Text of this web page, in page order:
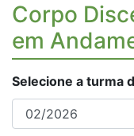
Corpo
em
Selecione a turma